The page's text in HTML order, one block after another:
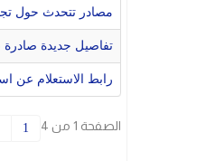
مصادر تتحدث حول
تفاصيل جديدة صادرة
رابط الاستعلام عن
الصفحة 1 من 4 1